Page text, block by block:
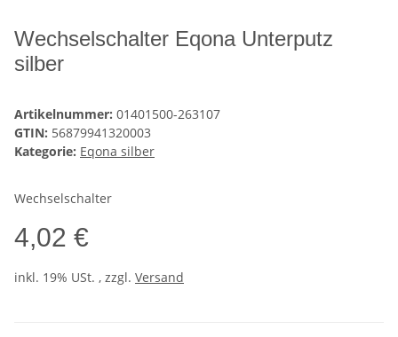
Wechselschalter Eqona Unterputz
silber
Artikelnummer: 01401500-263107
GTIN: 56879941320003
Kategorie: Eqona silber
Wechselschalter
4,02 €
inkl. 19% USt. , zzgl. Versand